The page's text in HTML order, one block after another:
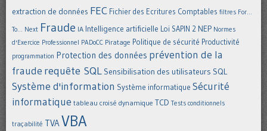
extraction de données FEC Fichier des Ecritures Comptables filtres For...
To... Next Fraude IA Intelligence artificielle Loi SAPIN 2 NEP Normes
d'Exercice Professionnel PADoCC Piratage Politique de sécurité Productivité
programmation Protection des données prévention de la
fraude requête SQL Sensibilisation des utilisateurs SQL
Système d'information Système informatique Sécurité
informatique tableau croisé dynamique TCD Tests conditionnels
traçabilité TVAVBA